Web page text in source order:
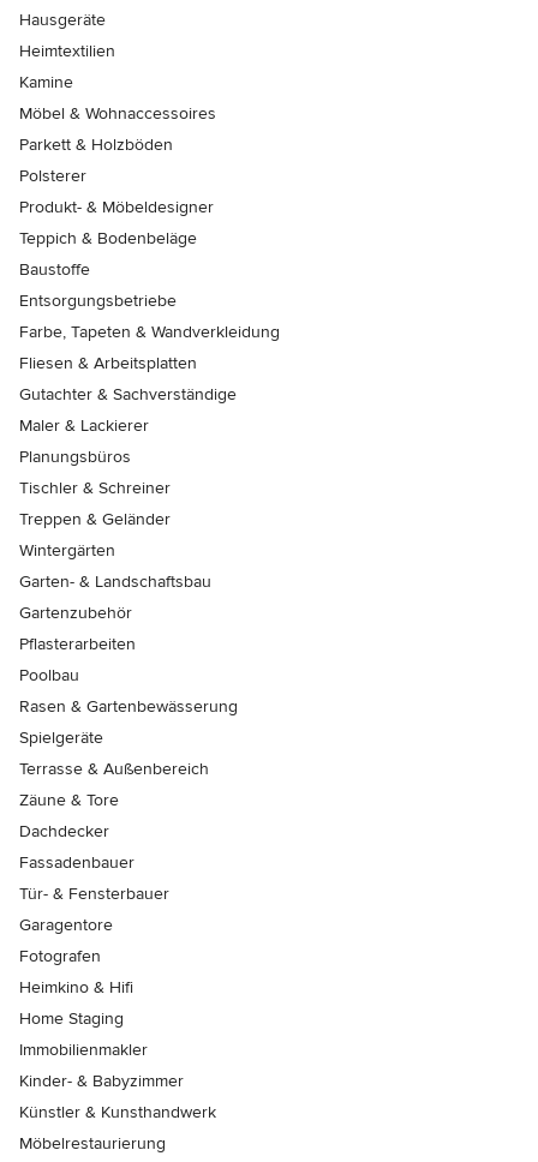
Hausgeräte
Heimtextilien
Kamine
Möbel & Wohnaccessoires
Parkett & Holzböden
Polsterer
Produkt- & Möbeldesigner
Teppich & Bodenbeläge
Baustoffe
Entsorgungsbetriebe
Farbe, Tapeten & Wandverkleidung
Fliesen & Arbeitsplatten
Gutachter & Sachverständige
Maler & Lackierer
Planungsbüros
Tischler & Schreiner
Treppen & Geländer
Wintergärten
Garten- & Landschaftsbau
Gartenzubehör
Pflasterarbeiten
Poolbau
Rasen & Gartenbewässerung
Spielgeräte
Terrasse & Außenbereich
Zäune & Tore
Dachdecker
Fassadenbauer
Tür- & Fensterbauer
Garagentore
Fotografen
Heimkino & Hifi
Home Staging
Immobilienmakler
Kinder- & Babyzimmer
Künstler & Kunsthandwerk
Möbelrestaurierung